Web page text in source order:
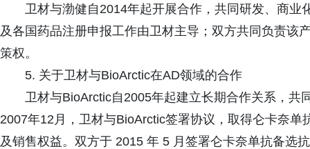
卫材与渤健自2014年起开展合作，共同研发、商
及各国药品注册申报工作由卫材主导；双方共同负责该
策权。
5. 关于卫材与BioArctic在AD领域的合作
卫材与BioArctic自2005年起建立长期合作关系，共
2007年12月，卫材与BioArctic签署协议，取得仑卡奈
及销售权益。双方于 2015 年 5 月签署仑卡奈单抗备选